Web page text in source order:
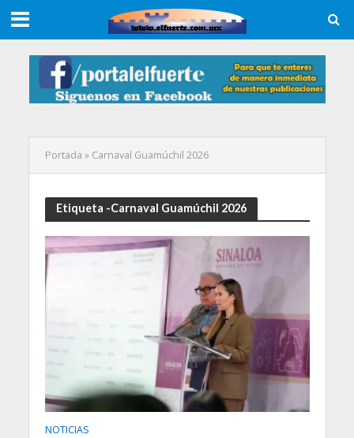
Portada » Carnaval Guamúchil 2026
Etiqueta -Carnaval Guamúchil 2026
NOTICIAS